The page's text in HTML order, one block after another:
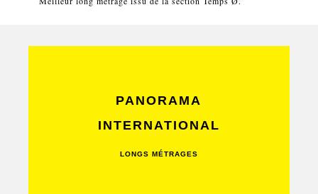
PANORAMA
INTERNATIONAL
LONGS MÉTRAGES